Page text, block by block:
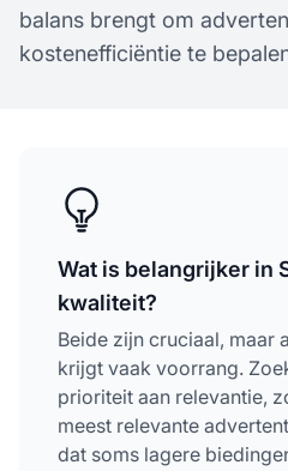
balans brengt om
kostenefficiëntie te
Wat is belangrijker in
kwaliteit?
Beide zijn cruciaal, maar
krijgt vaak voorrang.
prioriteit aan relevantie,
meest relevante
dat soms lagere